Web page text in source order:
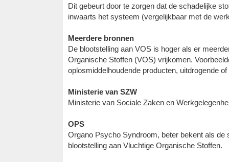
Dit gebeurt door te zorgen dat de schadelijke
inwaarts het systeem (vergelijkbaar met de
Meerdere bronnen
De blootstelling aan VOS is hoger als er
Organische Stoffen (VOS) vrijkomen.
oplosmiddelhoudende producten, uitdrogende
Ministerie van SZW
Ministerie van Sociale Zaken en
OPS
Organo Psycho Syndroom, beter bekent als de
blootstelling aan Vluchtige Organische Stoffen.